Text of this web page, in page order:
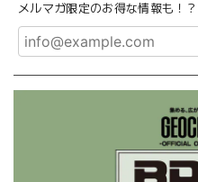
メルマガ限定のお得な情報も！？